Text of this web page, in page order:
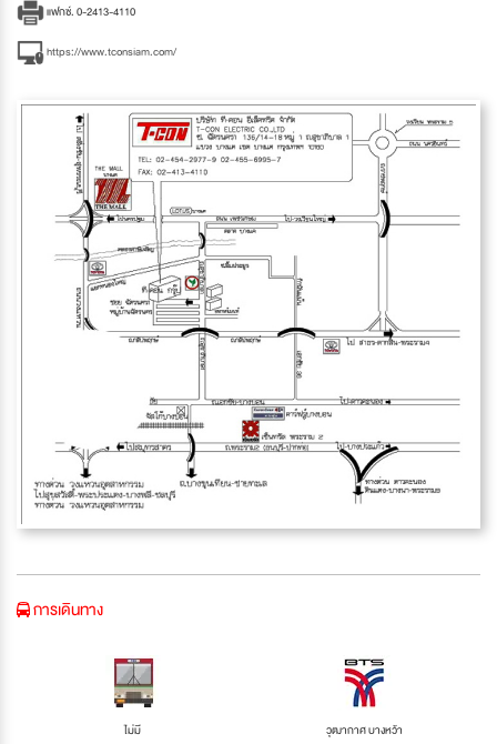
แฟกซ์. 0-2413-4110
https://www.tconsiam.com/
การเดินทาง
ไม่มี วุฒากาศ บางหว้า